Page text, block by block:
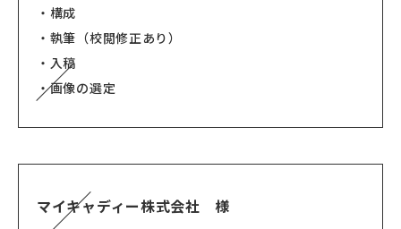
・構成
・執筆（校閲修正あり）
・入稿
・画像の選定
マイキャディー株式会社 様